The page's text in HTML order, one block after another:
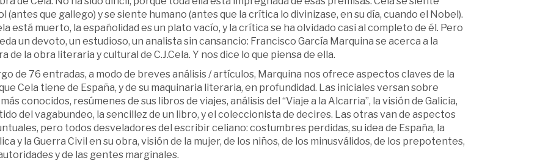
(antes que gallego) y se siente humano (antes que la crítica lo divinizase, en su día, cuando el Nobel).
está muerto, la españolidad es un plato vacío, y la crítica se ha olvidado casi al completo de él. Pero
un devoto, un estudioso, un analista sin cansancio: Francisco García Marquina se acerca a la
de la obra literaria y cultural de C.J.Cela. Y nos dice lo que piensa de ella.
de 76 entradas, a modo de breves análisis / artículos, Marquina nos ofrece aspectos claves de la
Cela tiene de España, y de su maquinaria literaria, en profundidad. Las iniciales versan sobre
conocidos, resúmenes de sus libros de viajes, análisis del “Viaje a la Alcarria”, la visión de Galicia,
del vagabundeo, la sencillez de un libro, y el coleccionista de decires. Las otras van de aspectos
pero todos desveladores del escribir celiano: costumbres perdidas, su idea de España, la
y la Guerra Civil en su obra, visión de la mujer, de los niños, de los minusválidos, de los prepotentes,
y de las gentes marginales.